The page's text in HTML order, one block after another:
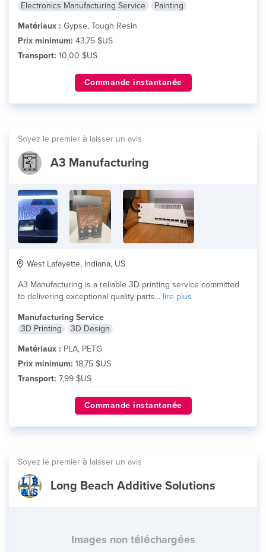
Electronics Manufacturing Service
Painting
Matériaux : Gypse, Tough Resin
Prix minimum: 43,75 $US
Transport: 10,00 $US
Commande instantanée
Soyez le premier à laisser un avis
A3 Manufacturing
West Lafayette, Indiana, US
A3 Manufacturing is a reliable 3D printing service committed
to delivering exceptional quality parts... lire plus
Manufacturing Service
3D Printing
3D Design
Matériaux : PLA, PETG
Prix minimum: 18,75 $US
Transport: 7,99 $US
Commande instantanée
Soyez le premier à laisser un avis
Long Beach Additive Solutions
Images non téléchargées